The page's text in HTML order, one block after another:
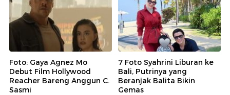
Foto: Gaya Agnez Mo
Debut Film Hollywood
Reacher Bareng Anggun C.
Sasmi
7 Foto Syahrini Liburan ke
Bali, Putrinya yang
Beranjak Balita Bikin
Gemas